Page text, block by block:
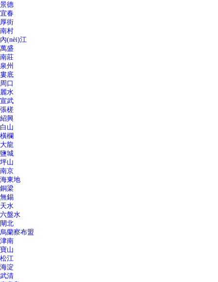
景德
宜春
厚街
南村
內(nèi)江
萬盛
南莊
泉州
婁底
周口
麗水
宣武
張槎
紹興
白山
橫欄
大龍
鹽城
坪山
南京
海東地
銅梁
無錫
天水
六盤水
閘北
烏蘭察布盟
津南
寶山
松江
海淀
武清